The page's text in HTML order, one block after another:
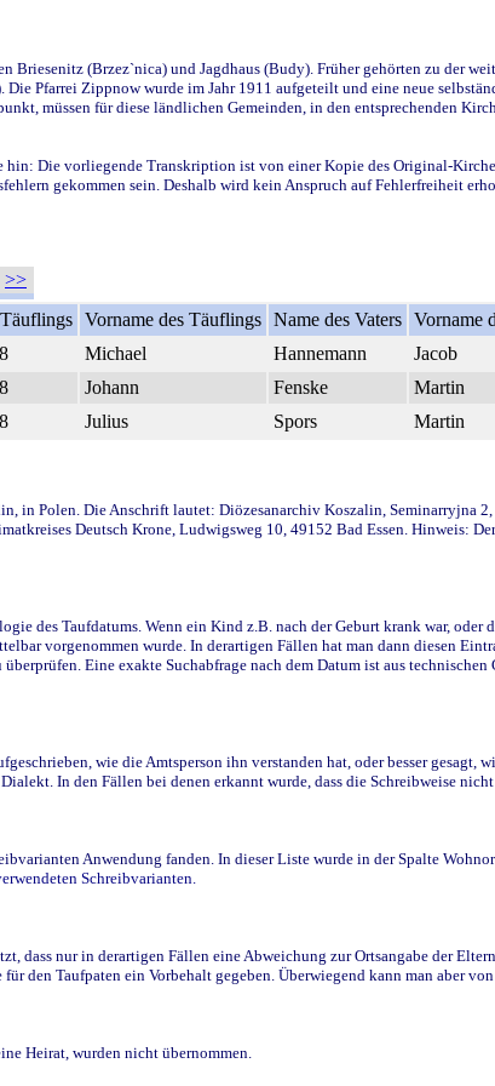
(Brzez`nica) und Jagdhaus (Budy). Früher gehörten zu der
Pfarrei Zippnow wurde im Jahr 1911 aufgeteilt und eine neue
müssen für diese ländlichen Gemeinden, in den entsprechenden
hin: Die vorliegende Transkription ist von einer Kopie des Original-
gekommen sein. Deshalb wird kein Anspruch auf Fehlerfreiheit
>>
Vorname des Täuflings Name des Vaters Vorname
Michael Hannemann Jacob
Johann Fenske Martin
Julius Spors Martin
Polen. Die Anschrift lautet: Diözesanarchiv Koszalin, Seminarryjna
Deutsch Krone, Ludwigsweg 10, 49152 Bad Essen. Hinweis:
des Taufdatums. Wenn ein Kind z.B. nach der Geburt krank war,
vorgenommen wurde. In derartigen Fällen hat man dann diesen
Eine exakte Suchabfrage nach dem Datum ist aus
wie die Amtsperson ihn verstanden hat, oder besser gesagt,
In den Fällen bei denen erkannt wurde, dass die Schreibweise
Anwendung fanden. In dieser Liste wurde in der Spalte
Schreibvarianten.
dass nur in derartigen Fällen eine Abweichung zur Ortsangabe der
den Taufpaten ein Vorbehalt gegeben. Überwiegend kann man aber
Heirat, wurden nicht übernommen.